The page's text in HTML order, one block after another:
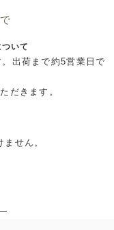
いて
出荷まで約5営業日で
だきます。
せん。